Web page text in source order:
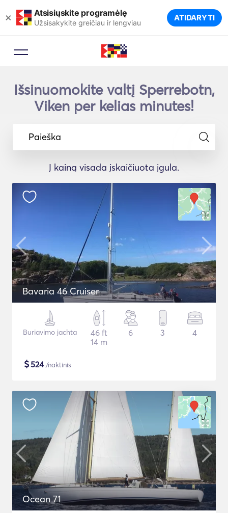
× Atsisiųskite programėlę
Užsisakykite greičiau ir lengviau ATIDARYTI
Išsinuomokite valtį Sperrebotn,
Viken per kelias minutes!
Paieška
Į kainą visada įskaičiuota įgula.
Bavaria 46 Cruiser
Buriavimo jachta
46 ft
14 m
6 3 4
$524/naktinis
Ocean 71